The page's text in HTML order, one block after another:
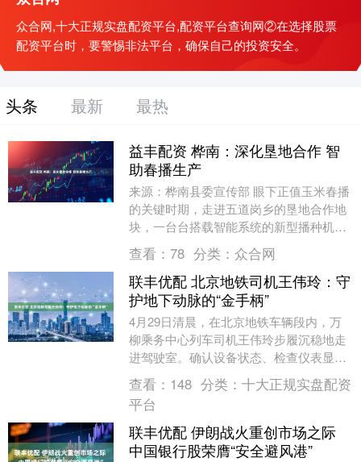
众合网,十大正规实盘配资平台,配资平台查询网②在选择股票
配资平台时，要警惕非法平台，确保自己的投资安全。
头条 最新 最热
益丰配资 桦南：深化垦地合作 智
助春播生产
来源：桦南县委宣传部 眼下正值玉米春播
的关键时期，走进五道岗乡的垦地合作地
块，一台台搭载智能系统的新型播种机驰
骋田间，来自全乡各村屯的农业负责人、
种植大户以及农....
查看： 78 分类： 众合网
联丰优配 北京地铁司机王伟玲：守
护地下动脉的“金手柄”
4月29日清晨，在北京地铁车辆段内，万
柳乘务中心列车司机王伟玲步履沉稳地走
进驾驶室。确认设备状态、检查仪表显
示、核对运营参数作为北京地铁10号线的
一名女列车司机....
查看： 148 分类： 十大正规实盘配资
平台
联丰优配 伊朗战火重创市场之际
中国银行股荣膺“安全避风港”